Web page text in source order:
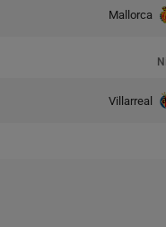
Mallorca
Villarreal